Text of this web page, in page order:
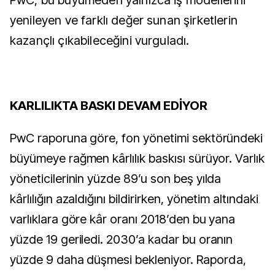
yenileyen ve farklı değer sunan şirketlerin
kazançlı çıkabileceğini vurguladı.
KARLILIKTA BASKI DEVAM EDİYOR
PwC raporuna göre, fon yönetimi sektöründeki
büyümeye rağmen kârlılık baskısı sürüyor. Varlık
yöneticilerinin yüzde 89’u son beş yılda
kârlılığın azaldığını bildirirken, yönetim altındaki
varlıklara göre kâr oranı 2018’den bu yana
yüzde 19 geriledi. 2030’a kadar bu oranın
yüzde 9 daha düşmesi bekleniyor. Raporda,